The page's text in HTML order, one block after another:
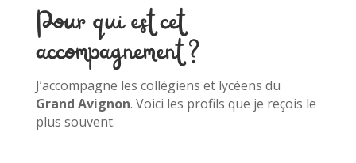
Pour qui est cet
accompagnement ?
J’accompagne les collégiens et lycéens du
Grand Avignon. Voici les profils que je reçois le
plus souvent.